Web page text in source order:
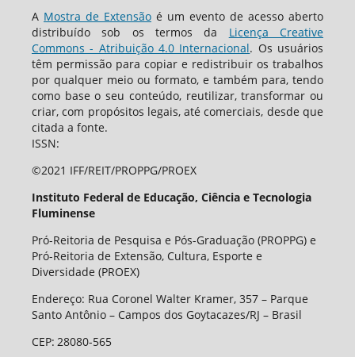
A Mostra de Extensão é um evento de acesso aberto
distribuído sob os termos da Licença Creative
Commons - Atribuição 4.0 Internacional. Os usuários
têm permissão para copiar e redistribuir os trabalhos
por qualquer meio ou formato, e também para, tendo
como base o seu conteúdo, reutilizar, transformar ou
criar, com propósitos legais, até comerciais, desde que
citada a fonte.
ISSN:
©2021 IFF/REIT/PROPPG/PROEX
Instituto Federal de Educação, Ciência e Tecnologia
Fluminense
Pró-Reitoria de Pesquisa e Pós-Graduação (PROPPG) e
Pró-Reitoria de Extensão, Cultura, Esporte e
Diversidade (PROEX)
Endereço: Rua Coronel Walter Kramer, 357 – Parque
Santo Antônio – Campos dos Goytacazes/RJ – Brasil
CEP: 28080-565